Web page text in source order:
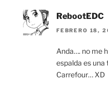
RebootEDC
FEBRERO 18,
Anda…. no me
espalda es
Carrefour… XD